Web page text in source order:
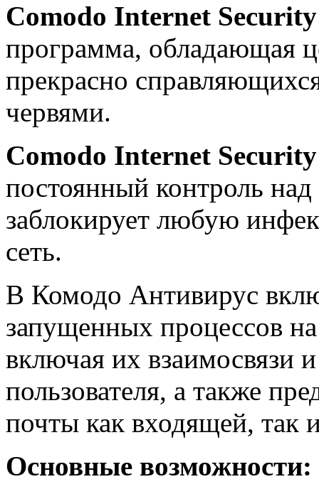
Comodo Internet Security
программа, обладающая
прекрасно
червями.
Comodo Internet
постоянный контроль
заблокирует любую
сеть.
В Комодо Антивирус
запущенных процессов
включая их взаимосвязи
пользователя, а также
почты как входящей, так
Основные возможности: